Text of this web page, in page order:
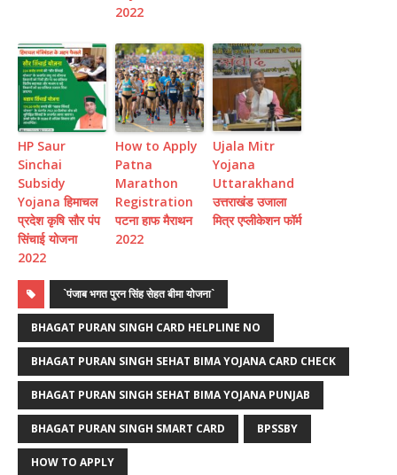
2022
HP Saur
Sinchai
Subsidy
Yojana हिमाचल
प्रदेश कृषि सौर पंप
सिंचाई योजना
2022
How to Apply
Patna
Marathon
Registration
पटना हाफ मैराथन
2022
Ujala Mitr
Yojana
Uttarakhand
उत्तराखंड उजाला
मित्र एप्लीकेशन फॉर्म
`पंजाब भगत पुरन सिंह सेहत बीमा योजना`
BHAGAT PURAN SINGH CARD HELPLINE NO
BHAGAT PURAN SINGH SEHAT BIMA YOJANA CARD CHECK
BHAGAT PURAN SINGH SEHAT BIMA YOJANA PUNJAB
BHAGAT PURAN SINGH SMART CARD BPSSBY
HOW TO APPLY